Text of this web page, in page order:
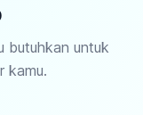
butuhkan untuk
kamu.